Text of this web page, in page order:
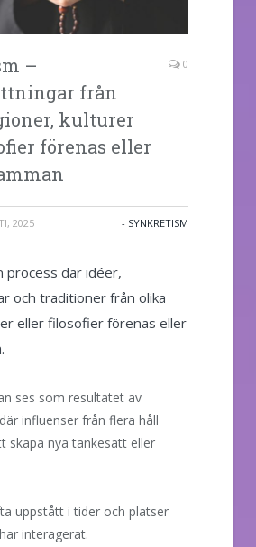
–
från
kulturer
förenas eller
0
2025 - SYNKRETISM
process där idéer,
och traditioner från olika
eller filosofier förenas eller
ses som resultatet av
influenser från flera håll
skapa nya tankesätt eller
uppstått i tider och platser
interagerat.